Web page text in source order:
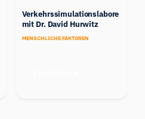
Verkehrssimulationslabore
mit Dr. David Hurwitz
MENSCHLICHE FAKTOREN